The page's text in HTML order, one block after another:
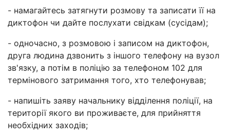
- намагайтесь затягнути розмову та записати її на
диктофон чи дайте послухати свідкам (сусідам);
- одночасно, з розмовою і записом на диктофон,
друга людина дзвонить з іншого телефону на вузол
зв'язку, а потім в поліцію за телефоном 102 для
термінового затримання того, хто телефонував;
- напишіть заяву начальнику відділення поліції, на
території якого ви проживаєте, для прийняття
необхідних заходів;